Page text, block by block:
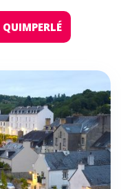
QUIMPERLÉ